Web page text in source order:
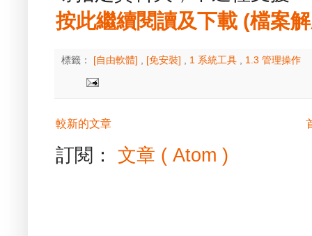
按此繼續閱讀及下載 (檔案
標籤： [自由軟體] [免安裝] 1 系統工具 1.3 管理操作
較新的文章
訂閱： 文章 ( Atom )